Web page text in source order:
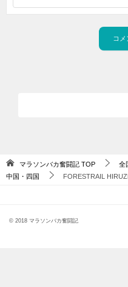
マラソンバカ奮闘記 TOP 全
中国・四国
FORESTRAIL
© 2018 マラソンバカ奮闘記